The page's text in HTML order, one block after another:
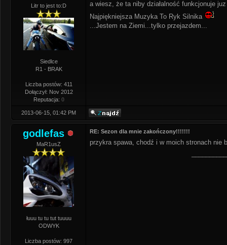
Litr to jest to:D
Siedlce
R1 - BRAK
Liczba postów: 411
Dołączył: Nov 2012
Reputacja: 0
a wiesz, że ta niby działalność funkcjonuje
Najpiękniejsza Muzyka To Ryk Silnika
...Jestem na Ziemi...tylko przejazdem...
2013-06-15, 01:42 PM
godlefas
MaR1usZ
łuuu tu tu tut tuuuu
ODWYK
Liczba postów: 997
RE: Sezon dla mnie zakończony!!!!!!!
przykra spawa, chodź i w moich stronach nie